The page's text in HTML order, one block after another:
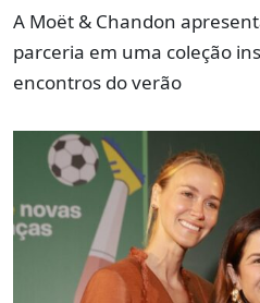
A Moët & Chandon
parceria em uma coleção
encontros do verão